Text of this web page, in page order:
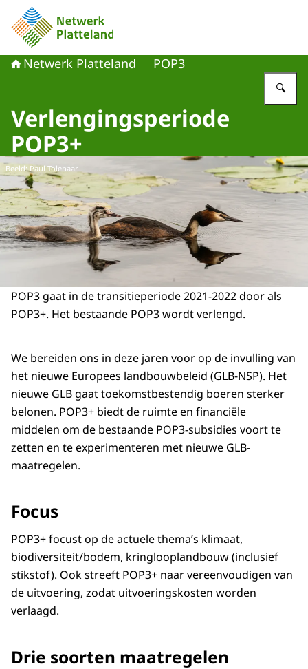
Naar de homepage van Netwerk Platteland
Netwerk Platteland POP3
Verlengingsperiode
POP3+
Beeld: Paul Tolenaar
POP3 gaat in de transitieperiode 2021-2022 door als
POP3+. Het bestaande POP3 wordt verlengd.
We bereiden ons in deze jaren voor op de invulling van
het nieuwe Europees landbouwbeleid (GLB-NSP). Het
nieuwe GLB gaat toekomstbestendig boeren sterker
belonen. POP3+ biedt de ruimte en financiële
middelen om de bestaande POP3-subsidies voort te
zetten en te experimenteren met nieuwe GLB-
maatregelen.
Focus
POP3+ focust op de actuele thema’s klimaat,
biodiversiteit/bodem, kringlooplandbouw (inclusief
stikstof). Ook streeft POP3+ naar vereenvoudigen van
de uitvoering, zodat uitvoeringskosten worden
verlaagd.
Drie soorten maatregelen